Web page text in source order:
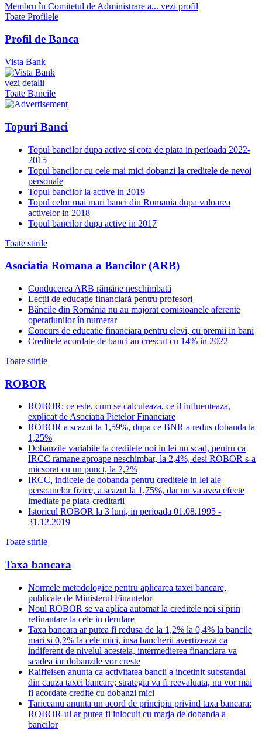
Membru în Comitetul de Administrare a... vezi profil
Toate Profilele
Profil de Banca
Vista Bank
vezi detalii
Toate Bancile
Topuri Banci
Topul bancilor dupa active si cota de piata in perioada 2022-
2015
Topul bancilor cu cele mai mici dobanzi la creditele de nevoi
personale
Topul bancilor la active in 2019
Topul celor mai mari banci din Romania dupa valoarea
activelor in 2018
Topul bancilor dupa active in 2017
Toate stirile
Asociatia Romana a Bancilor (ARB)
Conducerea ARB rămâne neschimbată
Lecții de educație financiară pentru profesori
Băncile din România nu au majorat comisioanele aferente
operațiunilor în numerar
Concurs de educatie financiara pentru elevi, cu premii in bani
Creditele acordate de banci au crescut cu 14% in 2022
Toate stirile
ROBOR
ROBOR: ce este, cum se calculeaza, ce il influenteaza,
explicat de Asociatia Pietelor Financiare
ROBOR a scazut la 1,59%, dupa ce BNR a redus dobanda la
1,25%
Dobanzile variabile la creditele noi in lei nu scad, pentru ca
IRCC ramane aproape neschimbat, la 2,4%, desi ROBOR s-a
micsorat cu un punct, la 2,2%
IRCC, indicele de dobanda pentru creditele in lei ale
persoanelor fizice, a scazut la 1,75%, dar nu va avea efecte
imediate pe piata creditarii
Istoricul ROBOR la 3 luni, in perioada 01.08.1995 -
31.12.2019
Toate stirile
Taxa bancara
Normele metodologice pentru aplicarea taxei bancare,
publicate de Ministerul Finantelor
Noul ROBOR se va aplica automat la creditele noi si prin
refinantare la cele in derulare
Taxa bancara ar putea fi redusa de la 1,2% la 0,4% la bancile
mari si 0,2% la cele mici, insa bancherii avertizeaza ca
indiferent de nivelul acesteia, intermedierea financiara va
scadea iar dobanzile vor creste
Raiffeisen anunta ca activitatea bancii a incetinit substantial
din cauza taxei bancare; strategia va fi reevaluata, nu vor mai
fi acordate credite cu dobanzi mici
Tariceanu anunta un acord de principiu privind taxa bancara:
ROBOR-ul ar putea fi inlocuit cu marja de dobanda a
bancilor